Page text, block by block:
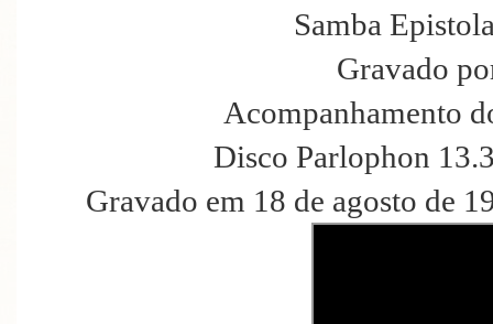
Samba
Gravado
Acompanhamento
Disco Parlophon
Gravado em 18 de agosto de